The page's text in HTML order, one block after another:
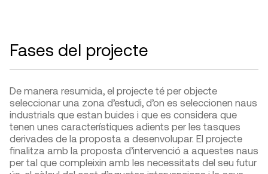
Fases del projecte
De manera resumida, el projecte té per objecte
seleccionar una zona d’estudi, d’on es seleccionen naus
industrials que estan buides i que es considera que
tenen unes característiques adients per les tasques
derivades de la proposta a desenvolupar. El projecte
finalitza amb la proposta d’intervenció a aquestes naus
per tal que compleixin amb les necessitats del seu futur